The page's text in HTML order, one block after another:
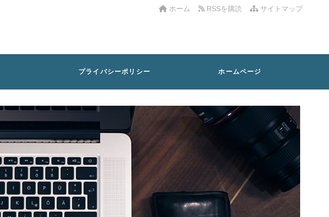
サイトマップ
RSSを購読
ホーム
プライバシーポリシー ホームページ